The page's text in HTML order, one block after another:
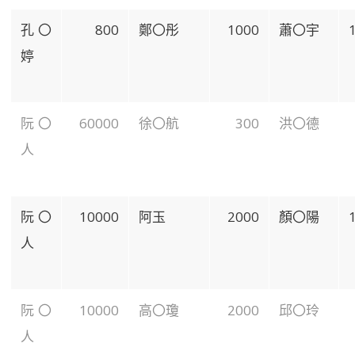
孔〇
婷
800 鄭〇彤 1000 蕭〇宇
阮〇
人
60000 徐〇航 300 洪〇德
阮〇
人
10000 阿玉 2000 顏〇陽
阮〇
人
10000 高〇瓊 2000 邱〇玲